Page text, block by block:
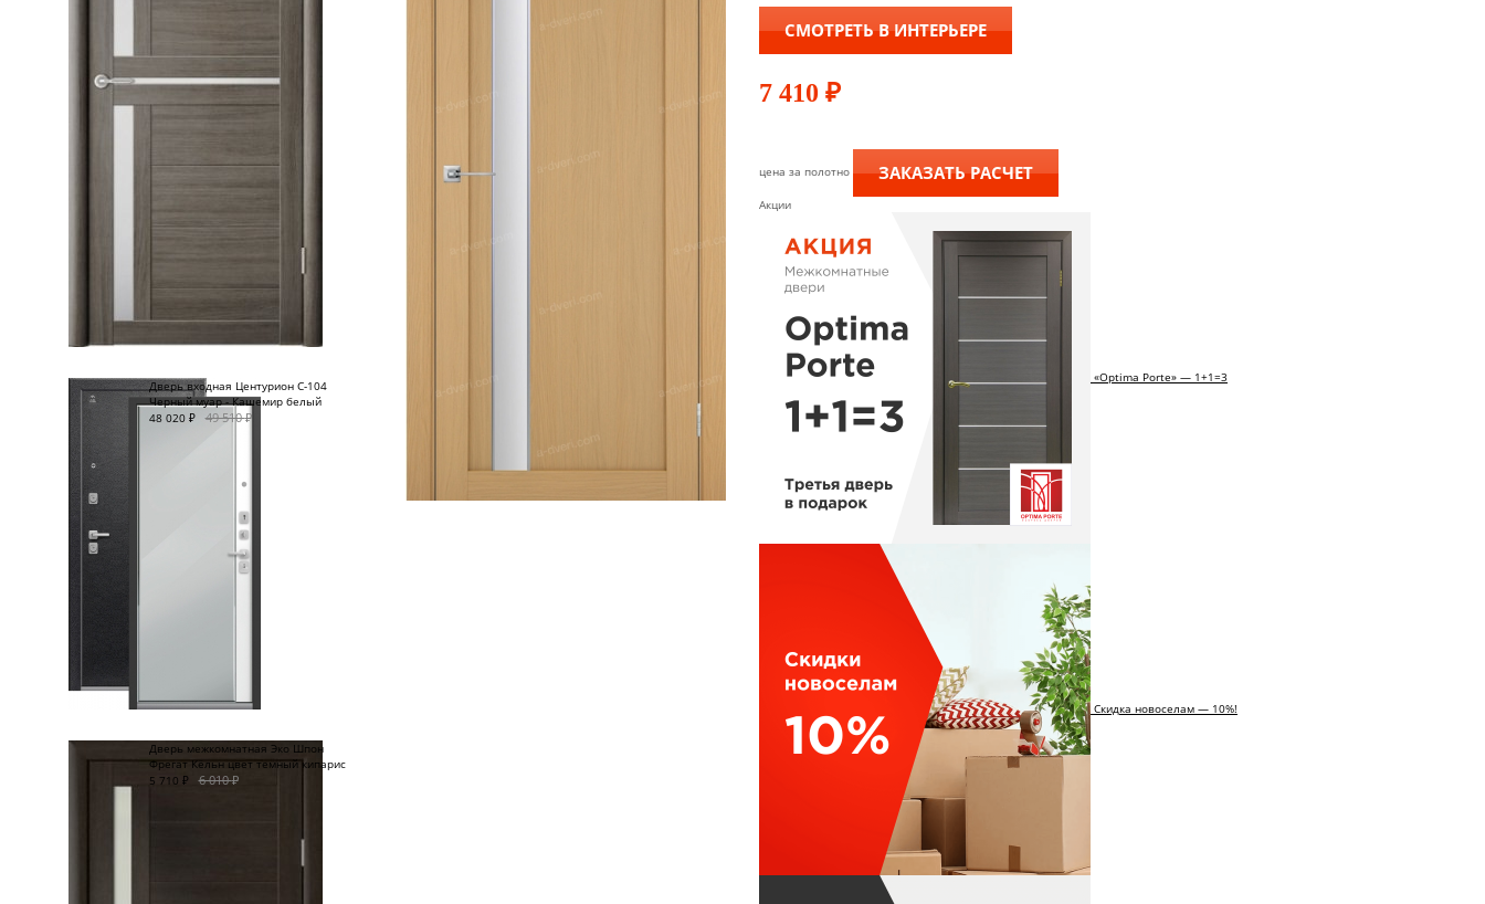
СМОТРЕТЬ В ИНТЕРЬЕРЕ
7 410 ₽
цена за полотно ЗАКАЗАТЬ РАСЧЕТ
Акции
«Optima Porte» — 1+1=3
Скидка новоселам — 10%!
Дверь входная Центурион C-104
Черный муар - Кашемир белый
48 020 ₽ 49 510 ₽
Дверь межкомнатная Эко Шпон
Фрегат Кёльн цвет темный кипарис
5 710 ₽ 6 010 ₽